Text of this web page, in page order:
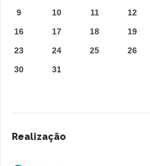
9
10 11 12
16
17 18 19
23
24 25 26
30
31
Realização